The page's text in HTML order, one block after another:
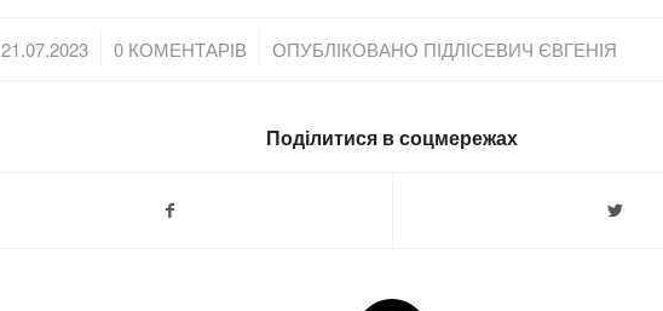
21.07.2023
/ 0 КОМЕНТАРІВ
/ ОПУБЛІКОВАНО ПІДЛІСЕВИЧ ЄВГЕНІЯ
Поділитися в соцмережах